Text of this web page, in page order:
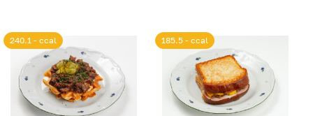
240.1 - ccal 185.5 - ccal